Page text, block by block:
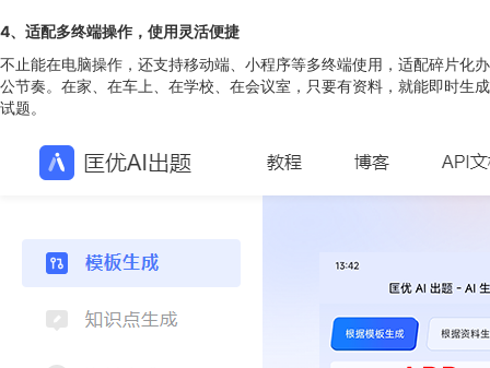
4、 适配多终端操作，使用灵活便捷
不止能在电脑操作，还支持移动端、小程序等多终端使用，适配碎片化办
公节奏。在家、在车上、在学校、在会议室，只要有资料，就能即时生成
试题。